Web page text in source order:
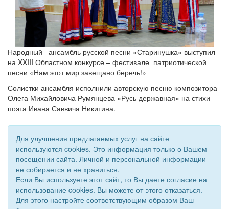
Народный ансамбль русской песни «Старинушка» выступил
на XXIII Областном конкурсе – фестивале патриотической
песни «Нам этот мир завещано беречь!»
Солистки ансамбля исполнили авторскую песню композитора
Олега Михайловича Румянцева «Русь державная» на стихи
поэта Ивана Саввича Никитина.
Для улучшения предлагаемых услуг на сайте
используются cookies. Это информация только о Вашем
посещении сайта. Личной и персональной информации
не собирается и не храниться.
Если Вы используете этот сайт, то Вы даете согласие на
использование cookies. Вы можете от этого отказаться.
Для этого настройте соответствующим образом Ваш